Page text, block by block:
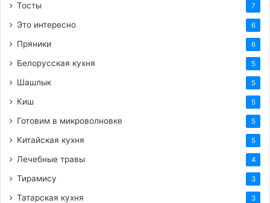
Тосты 7
Это интересно 6
Пряники 6
Белорусская кухня 5
Шашлык 5
Киш 5
Готовим в микроволновке 5
Китайская кухня 5
Лечебные травы 4
Тирамису 3
Татарская кухня 3